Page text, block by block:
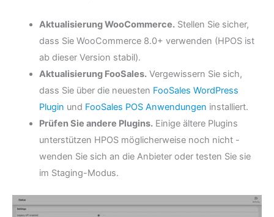
Aktualisierung WooCommerce.Stellen Sie sicher,
dass Sie WooCommerce 8.0+ verwenden (HPOS ist
ab dieser Version stabil).
Aktualisierung FooSales.Vergewissern Sie sich,
dass Sie über die neuesten FooSales WordPress
Plugin und FooSales POS Anwendungen installiert.
Prüfen Sie andere Plugins.Einige ältere Plugins
unterstützen HPOS möglicherweise noch nicht -
wenden Sie sich an die Anbieter oder testen Sie sie
im Staging-Modus.